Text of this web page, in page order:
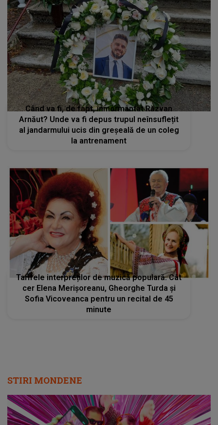
Când va fi, de fapt, înmormântat Răzvan
Arnăut? Unde va fi depus trupul neînsuflețit
al jandarmului ucis din greșeală de un coleg
la antrenament
Tarifele interpreților de muzică populară. Cât
cer Elena Merișoreanu, Gheorghe Turda și
Sofia Vicoveanca pentru un recital de 45
minute
STIRI MONDENE